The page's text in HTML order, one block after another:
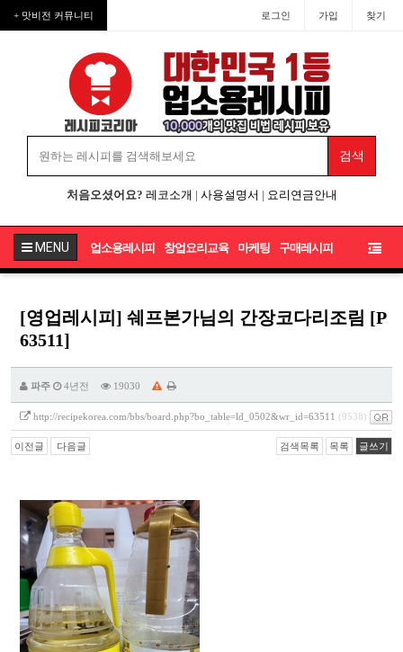
+ 맛비전 커뮤니티 로그인 가입 찾기
처음오셨어요? 레코소개 | 사용설명서 | 요리연금안내
MENU 업소용레시피 창업요리교육 마케팅 구매레시피
[영업레시피] 쉐프본가님의 간장코다리조림 [P
63511]
파주 4년전 19030
http://recipekorea.com/bbs/board.php?bo_table=ld_0502&wr_id=63511 (9538)
이전글 다음글 검색목록 목록 글쓰기